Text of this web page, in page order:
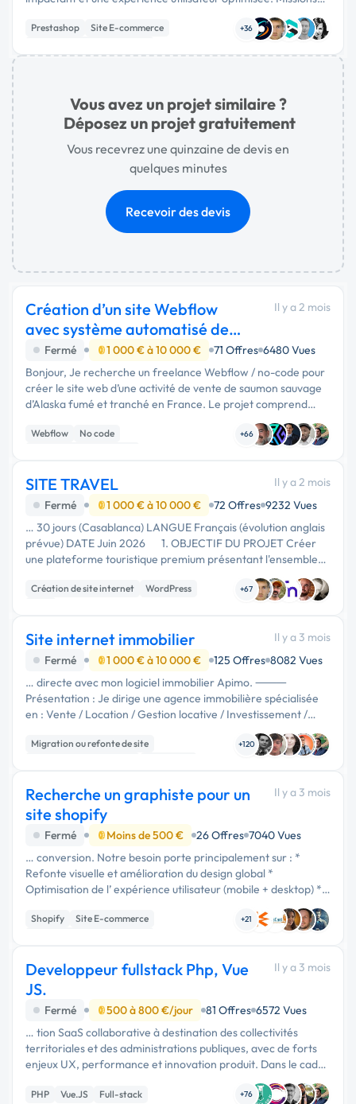
Refonte graphique complète du site. Amélioration de
l'expérience …
Prestashop
Site E-commerce
+36
Vous avez un projet similaire ?
Déposez un projet gratuitement
Vous recevrez une quinzaine de devis en
quelques minutes
Recevoir des devis
Création d’un site Webflow
avec système automatisé de
commandes groupé
Il y a 2 mois
Fermé 1 000 € à 10 000 € 71 Offres 6480 Vues
Bonjour, Je recherche un freelance Webflow / no-code pour
créer le site web d’une activité de vente de saumon sauvage
d’Alaska fumé et tranché en France. Le projet comprend
deux volets : 1. un site vitrine professionnel et premium ; 2. un
système …
Webflow
No code
+66
SITE TRAVEL
Il y a 2 mois
Fermé
1 000 € à 10 000 € 72 Offres 9232 Vues
… 30 jours (Casablanca) LANGUE Français (évolution anglais
prévue) DATE Juin 2026 1. OBJECTIF DU PROJET Créer
une plateforme touristique premium présentant l'ensemble
des départements français à travers leurs plus beaux villages,
…Création de site internet
WordPress
+67
Site internet immobilier
Il y a 3 mois
Fermé
1 000 € à 10 000 € 125 Offres 8082 Vues
… directe avec mon logiciel immobilier Apimo. ⸻
Présentation : Je dirige une agence immobilière spécialisée
en : Vente / Location / Gestion locative / Investissement /
Immeubles / Terrains Secteurs principaux : * Bagnolet *
Montreuil * …
Migration ou refonte de site
+120
Recherche un graphiste pour un
site shopify
Il y a 3 mois
Fermé Moins de 500 € 26 Offres 7040 Vues
… conversion. Notre besoin porte principalement sur : *
Refonte visuelle et amélioration du design global *
Optimisation de l’ expérience utilisateur (mobile + desktop) *
Création d’une identité visuelle élégante, moderne et
premium * …
Shopify
Site E-commerce
+21
Developpeur fullstack Php, Vue
JS.
Il y a 3 mois
Fermé 500 à 800 €/jour 81 Offres 6572 Vues
… tion SaaS collaborative à destination des collectivités
territoriales et des administrations publiques, avec de forts
enjeux UX, performance et innovation produit. Dans le cadre
de l’évolution de notre plateforme, nous recherchons
plusieurs …
PHP Vue.JS Full-stack +76